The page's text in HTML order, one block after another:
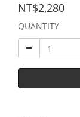
NT$2,280
QUANTITY